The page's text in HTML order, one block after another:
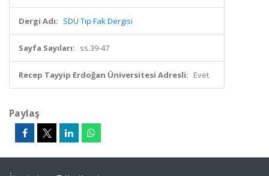
Dergi Adı: SDÜ Tıp Fak Dergisi
Sayfa Sayıları: ss.39-47
Recep Tayyip Erdoğan Üniversitesi Adresli: Evet
Paylaş